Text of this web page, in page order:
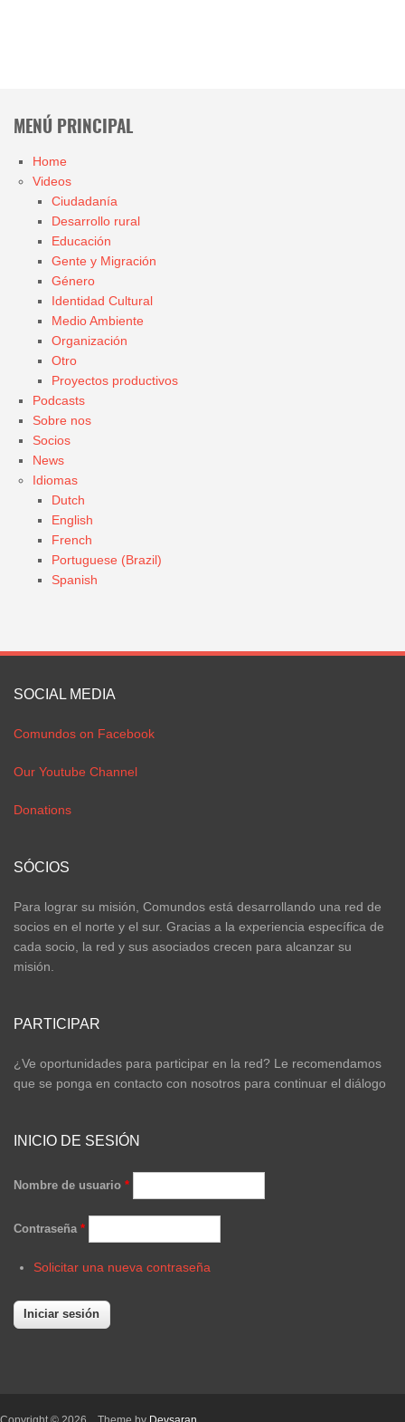
MENÚ PRINCIPAL
Home
Videos
Ciudadanía
Desarrollo rural
Educación
Gente y Migración
Género
Identidad Cultural
Medio Ambiente
Organización
Otro
Proyectos productivos
Podcasts
Sobre nos
Socios
News
Idiomas
Dutch
English
French
Portuguese (Brazil)
Spanish
SOCIAL MEDIA
Comundos on Facebook
Our Youtube Channel
Donations
SÓCIOS
Para lograr su misión, Comundos está desarrollando una red de
socios en el norte y el sur. Gracias a la experiencia específica de
cada socio, la red y sus asociados crecen para alcanzar su
misión.
PARTICIPAR
¿Ve oportunidades para participar en la red? Le recomendamos
que se ponga en contacto con nosotros para continuar el diálogo
INICIO DE SESIÓN
Nombre de usuario *
Contraseña *
Solicitar una nueva contraseña